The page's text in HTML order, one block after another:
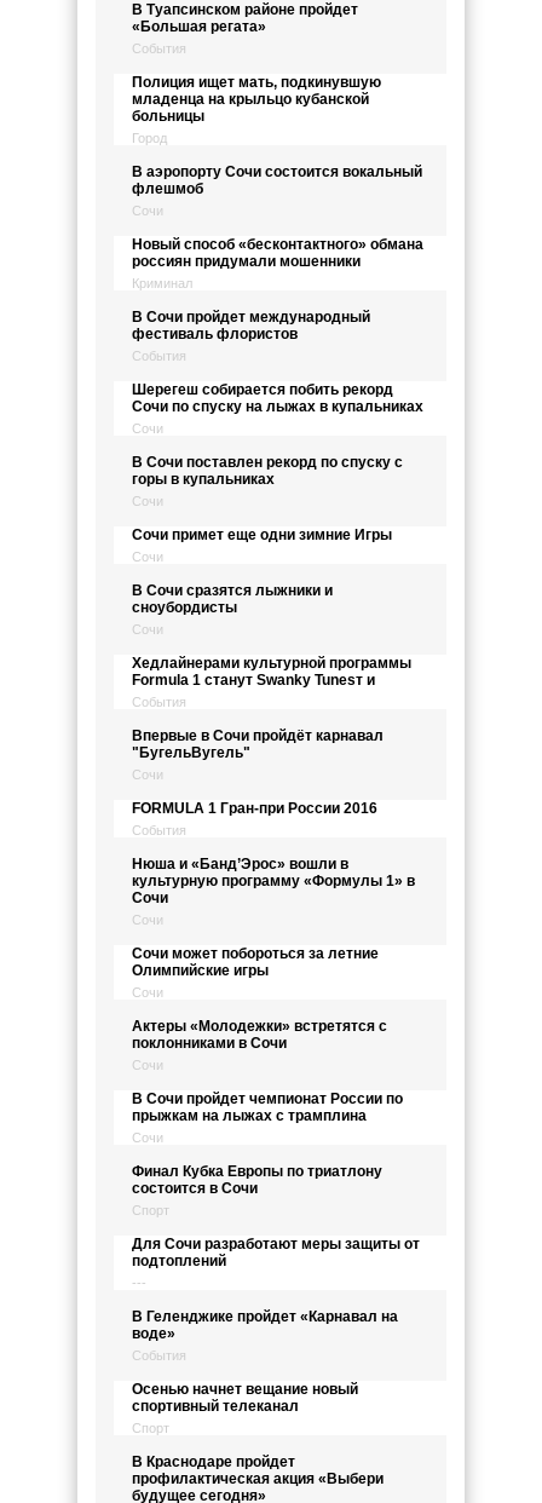
В Туапсинском районе пройдет
«Большая регата»
События
Полиция ищет мать, подкинувшую
младенца на крыльцо кубанской
больницы
Город
В аэропорту Сочи состоится вокальный
флешмоб
Сочи
Новый способ «бесконтактного» обмана
россиян придумали мошенники
Криминал
В Сочи пройдет международный
фестиваль флористов
События
Шерегеш собирается побить рекорд
Сочи по спуску на лыжах в купальниках
Сочи
В Сочи поставлен рекорд по спуску с
горы в купальниках
Сочи
Сочи примет еще одни зимние Игры
Сочи
В Сочи сразятся лыжники и
сноубордисты
Сочи
Хедлайнерами культурной программы
Formula 1 станут Swanky Tunesт и
События
Впервые в Сочи пройдёт карнавал
"БугельВугель"
Сочи
FORMULA 1 Гран-при России 2016
События
Нюша и «Банд’Эрос» вошли в
культурную программу «Формулы 1» в
Сочи
Сочи
Сочи может побороться за летние
Олимпийские игры
Сочи
Актеры «Молодежки» встретятся с
поклонниками в Сочи
Сочи
В Сочи пройдет чемпионат России по
прыжкам на лыжах с трамплина
Сочи
Финал Кубка Европы по триатлону
состоится в Сочи
Спорт
Для Сочи разработают меры защиты от
подтоплений
---
В Геленджике пройдет «Карнавал на
воде»
События
Осенью начнет вещание новый
спортивный телеканал
Спорт
В Краснодаре пройдет
профилактическая акция «Выбери
будущее сегодня»